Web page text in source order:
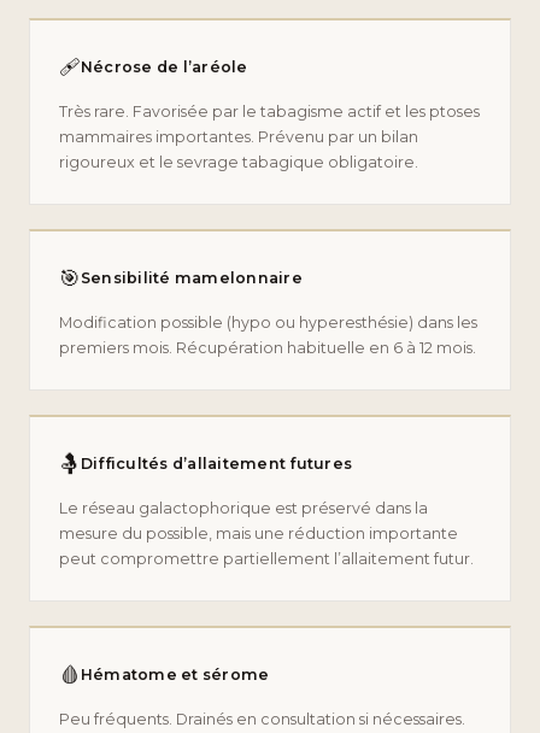
🩹Nécrose de l’aréole
Très rare. Favorisée par le tabagisme actif et les ptoses
mammaires importantes. Prévenu par un bilan
rigoureux et le sevrage tabagique obligatoire.
🎯 Sensibilité mamelonnaire
Modification possible (hypo ou hyperesthésie) dans les
premiers mois. Récupération habituelle en 6 à 12 mois.
🤱 Difficultés d’allaitement futures
Le réseau galactophorique est préservé dans la
mesure du possible, mais une réduction importante
peut compromettre partiellement l’allaitement futur.
🩸 Hématome et sérome
Peu fréquents. Drainés en consultation si nécessaires.